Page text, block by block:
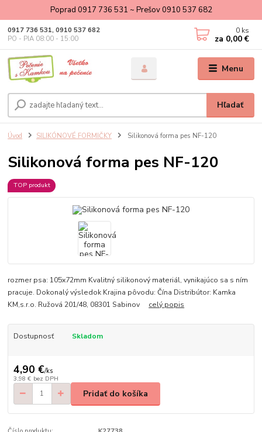
Poprad 0917 736 531 ~ Prešov 0910 537 682
Menu
Hľadať
0917 736 531, 0910 537 682
PO - PIA 08:00 - 15:00
0 ks
za 0,00 €
Úvod SILIKÓNOVÉ FORMIČKY Silikonová forma pes NF-120
Silikonová forma pes NF-120
TOP produkt
rozmer psa: 105x72mm Kvalitný silikonový materiál, vynikajúco sa s ním
pracuje. Dokonalý výsledok Krajina pôvodu: Čína Distribútor: Kamka
KM,s.r.o. Ružová 201/48, 08301 Sabinov celý popis
Dostupnosť Skladom
4,90 €/ks
3,98 € bez DPH
Pridať do košíka